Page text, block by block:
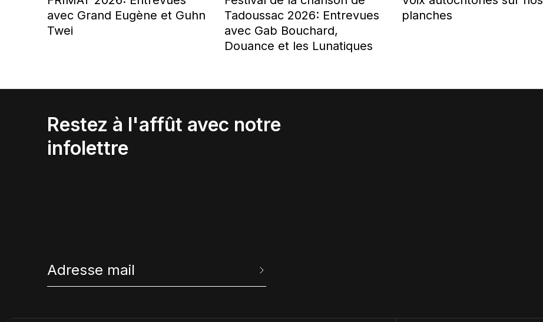
avec Grand Eugène et Guhn
Twei
Tadoussac 2026: Entrevues
avec Gab Bouchard,
Douance et les Lunatiques
planches
Restez à l'affût avec notre
infolettre